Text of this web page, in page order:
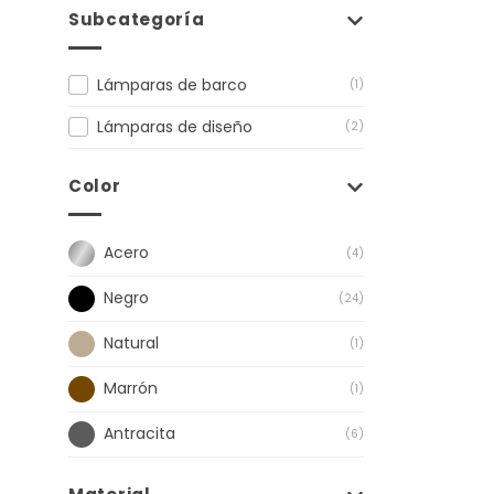
Subcategoría
Lámparas de barco (1)
Lámparas de diseño (2)
Color
Acero (4)
Negro (24)
Natural (1)
Marrón (1)
Antracita (6)